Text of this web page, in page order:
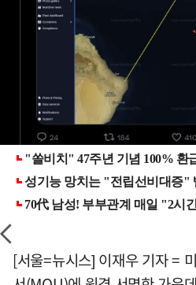
[서울=뉴시스] 이재우 기자 =